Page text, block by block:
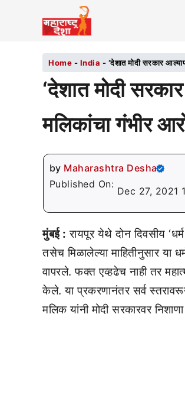
Home - India - ‘देशात मोदी सरकार
‘देशात मोदी
मलिकांचा गंभीर
by Maharashtra Desha
Published On:
Dec 27, 2021
मुंबई : रायपूर येथे दोन दिवसीय
तसेच मिळालेल्या माहितीनुसार या
वापरले. फक्त एव्हढेच नाही तर
केले. या प्रकरणानंतर सर्व
मलिक यांनी मोदी सरकारवर